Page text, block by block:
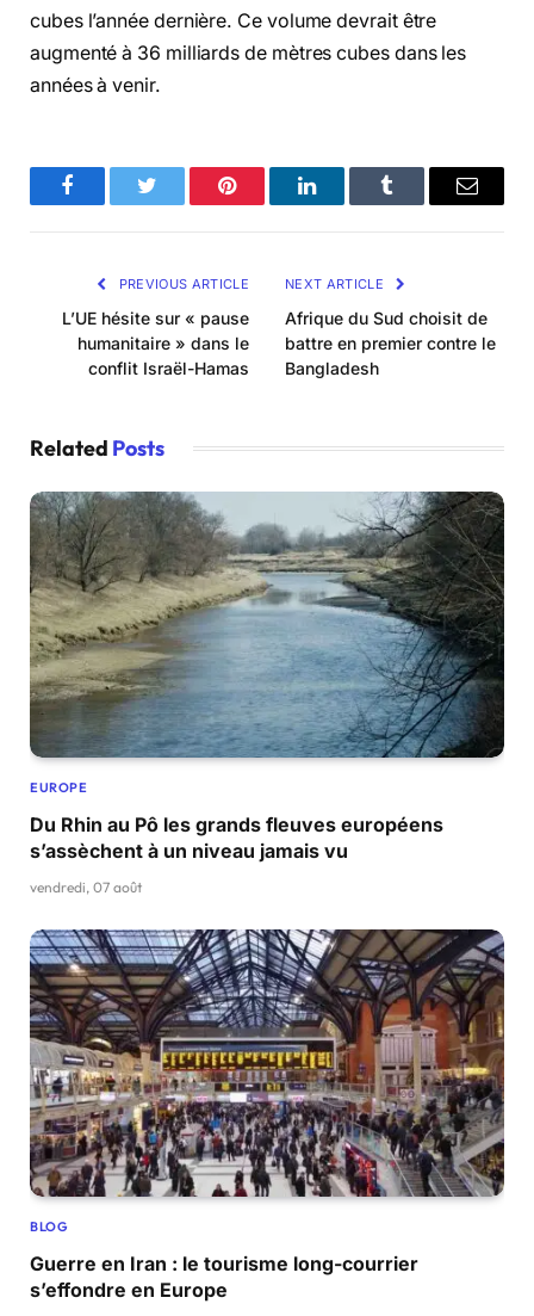
cubes l’année dernière. Ce volume devrait être
augmenté à 36 milliards de mètres cubes dans les
années à venir.
FacebookTwitter Pinterest LinkedInTumblr Email
PREVIOUS ARTICLE
L’UE hésite sur « pause
humanitaire » dans le
conflit Israël-Hamas
NEXT ARTICLE
Afrique du Sud choisit de
battre en premier contre le
Bangladesh
Related Posts
EUROPE
Du Rhin au Pô les grands fleuves européens
s’assèchent à un niveau jamais vu
vendredi, 07 août
BLOG
Guerre en Iran : le tourisme long-courrier
s’effondre en Europe